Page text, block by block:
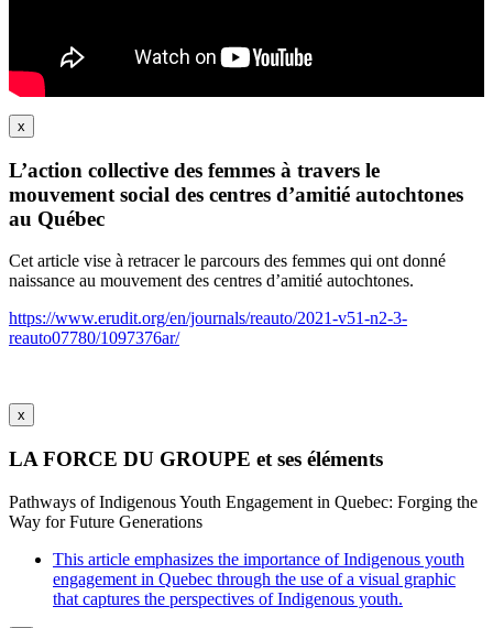
x
L’action collective des femmes à travers le
mouvement social des centres d’amitié autochtones
au Québec
Cet article vise à retracer le parcours des femmes qui ont donné
naissance au mouvement des centres d’amitié autochtones.
https://www.erudit.org/en/journals/reauto/2021-v51-n2-3-
reauto07780/1097376ar/
x
LA FORCE DU GROUPE et ses éléments
Pathways of Indigenous Youth Engagement in Quebec: Forging the
Way for Future Generations
This article emphasizes the importance of Indigenous youth
engagement in Quebec through the use of a visual graphic
that captures the perspectives of Indigenous youth.